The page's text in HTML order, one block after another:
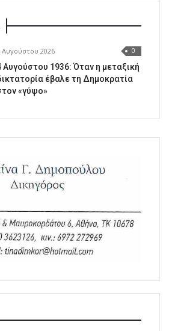
Αυγούστου 2026 0
Αυγούστου 1936: Όταν η μεταξική
έβαλε τη Δημοκρατία
«γύψο»